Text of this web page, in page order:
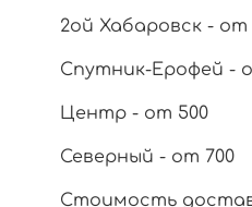
2ой Хабаровск - от
Спутник-Ерофей -
Центр - от 500
Северный - от 700
Стоимость